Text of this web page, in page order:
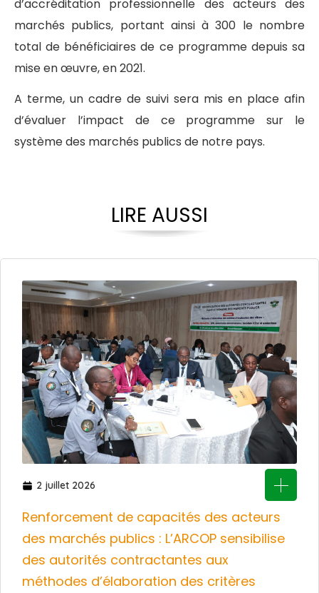
d’accréditation professionnelle des acteurs des
marchés publics, portant ainsi à 300 le nombre
total de bénéficiaires de ce programme depuis sa
mise en œuvre, en 2021.
A terme, un cadre de suivi sera mis en place afin
d’évaluer l’impact de ce programme sur le
système des marchés publics de notre pays.
LIRE AUSSI
2 juillet 2026
Renforcement de capacités des acteurs
des marchés publics : L’ARCOP sensibilise
des autorités contractantes aux
méthodes d’élaboration des critères